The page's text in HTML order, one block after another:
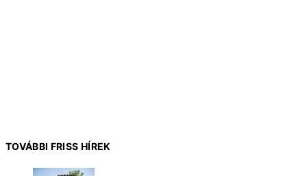
TOVÁBBI FRISS HÍREK